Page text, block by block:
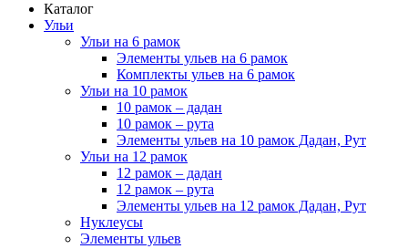
Каталог
Ульи
Ульи на 6 рамок
Элементы ульев на 6 рамок
Комплекты ульев на 6 рамок
Ульи на 10 рамок
10 рамок – дадан
10 рамок – рута
Элементы ульев на 10 рамок Дадан, Рут
Ульи на 12 рамок
12 рамок – дадан
12 рамок – рута
Элементы ульев на 12 рамок Дадан, Рут
Нуклеусы
Элементы ульев